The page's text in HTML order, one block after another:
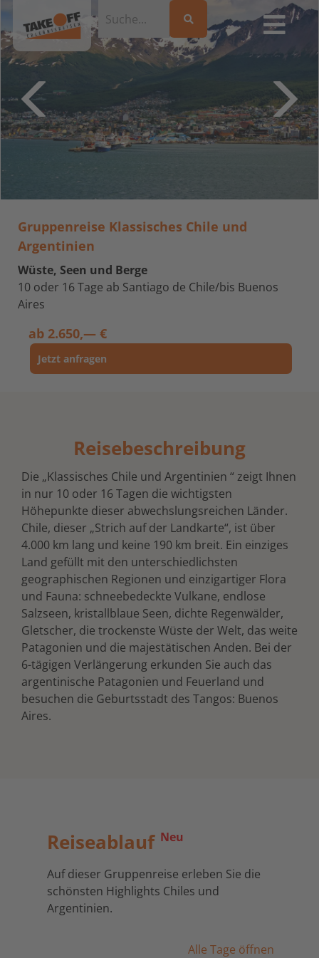
Gruppenreise Klassisches Chile und
Argentinien
Wüste, Seen und Berge
10 oder 16 Tage ab Santiago de Chile/bis Buenos
Aires
ab 2.650,— €
Jetzt anfragen
Reisebeschreibung
Die „Klassisches Chile und Argentinien “ zeigt Ihnen
in nur 10 oder 16 Tagen die wichtigsten
Höhepunkte dieser abwechslungsreichen Länder.
Chile, dieser „Strich auf der Landkarte“, ist über
4.000 km lang und keine 190 km breit. Ein einziges
Land gefüllt mit den unterschiedlichsten
geographischen Regionen und einzigartiger Flora
und Fauna: schneebedeckte Vulkane, endlose
Salzseen, kristallblaue Seen, dichte Regenwälder,
Gletscher, die trockenste Wüste der Welt, das weite
Patagonien und die majestätischen Anden. Bei der
6-tägigen Verlängerung erkunden Sie auch das
argentinische Patagonien und Feuerland und
besuchen die Geburtsstadt des Tangos: Buenos
Aires.
Reiseablauf Neu
Auf dieser Gruppenreise erleben Sie die
schönsten Highlights Chiles und
Argentinien.
Alle Tage öffnen